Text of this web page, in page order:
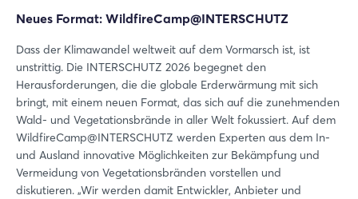
Neues Format: WildfireCamp@INTERSCHUTZ
Dass der Klimawandel weltweit auf dem Vormarsch ist, ist
unstrittig. Die INTERSCHUTZ 2026 begegnet den
Herausforderungen, die die globale Erderwärmung mit sich
bringt, mit einem neuen Format, das sich auf die zunehmenden
Wald- und Vegetationsbrände in aller Welt fokussiert. Auf dem
WildfireCamp@INTERSCHUTZ werden Experten aus dem In-
und Ausland innovative Möglichkeiten zur Bekämpfung und
Vermeidung von Vegetationsbränden vorstellen und
diskutieren. „Wir werden damit Entwickler, Anbieter und
Login
Einloggen